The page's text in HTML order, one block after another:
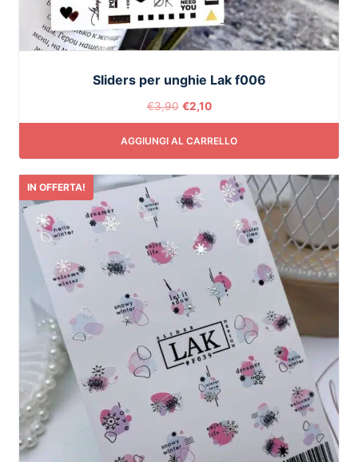
Sliders per unghie Lak f006
€3,90 €2,10
AGGIUNGI AL CARRELLO
IN OFFERTA!